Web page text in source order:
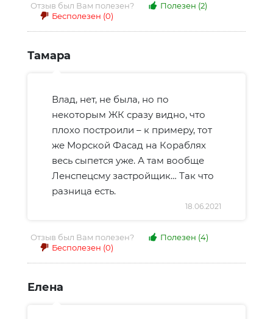
Отзыв был Вам полезен? Полезен (2)
Бесполезен (0)
Тамара
Влад, нет, не была, но по
некоторым ЖК сразу видно, что
плохо построили – к примеру, тот
же Морской Фасад на Кораблях
весь сыпется уже. А там вообще
Ленспецсму застройщик… Так что
разница есть.
18.06.2021
Отзыв был Вам полезен? Полезен (4)
Бесполезен (0)
Елена